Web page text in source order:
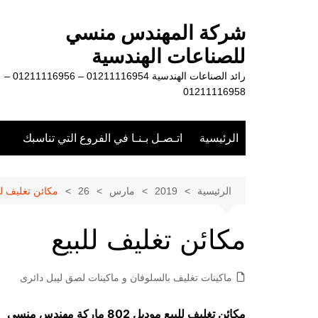
شركة المهندس منسي
للصناعات الهندسية
رائد الصناعات الهندسية 01211116954 – 01211116956 –
01211116958
الرئيسية اتـصـل بـنـا في الفروع التي تناسبك
الرئيسية 2019 مارس 26 مكائن تغليف
مكائن تغليف للبيع
ماكينات تغليف بالسلوفان و ماكينات لصق ليبل دائرى
مكائن تغليف للبيع موديل 802 ماركة مهندس منسي